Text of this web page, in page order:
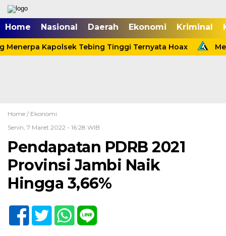
Home Nasional Daerah Ekonomi Kriminal
Kapolsek Tebing Tinggi Ternyata Hoax
Home / Ekonomi
Senin, 7 Maret 2022 - 16:28 WIB
Pendapatan PDRB 2021
Provinsi Jambi Naik
Hingga 3,66%